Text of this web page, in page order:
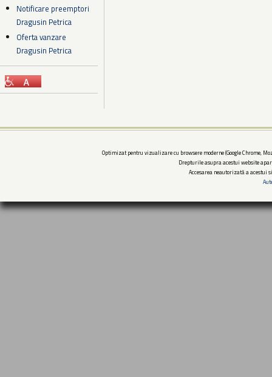
Notificare preemptori
Dragusin Petrica
Oferta vanzare
Dragusin Petrica
Optimizat pentru vizualizare cu browsere moderne (Google Chrome,
Drepturile asupra acestui website
Accesarea neautorizată a acestui